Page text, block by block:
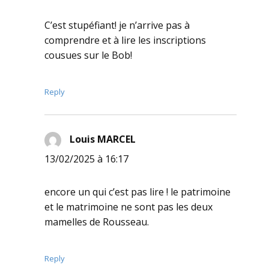
C’est stupéfiant! je n’arrive pas à
comprendre et à lire les inscriptions
cousues sur le Bob!
Reply
Louis MARCEL
13/02/2025 à 16:17
encore un qui c’est pas lire ! le patrimoine
et le matrimoine ne sont pas les deux
mamelles de Rousseau.
Reply